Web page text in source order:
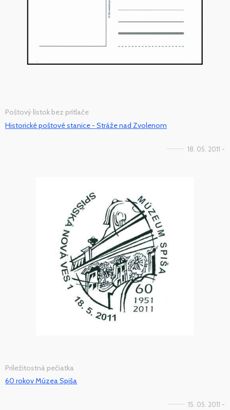
Poštový lístok bez prítlače
Historické poštové stanice - Stráže nad Zvolenom
18. 05. 2011 -
Príležitostná pečiatka
60 rokov Múzea Spiša
15. 05. 2011 -